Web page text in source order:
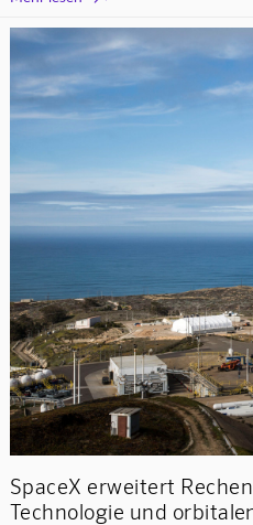
SpaceX erweitert
Technologie und